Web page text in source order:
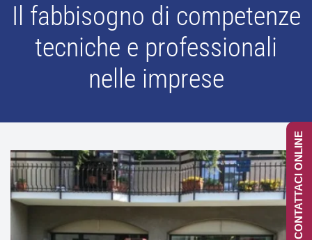
Il fabbisogno di competenze
tecniche e professionali
nelle imprese
CONTATTACI ONLINE